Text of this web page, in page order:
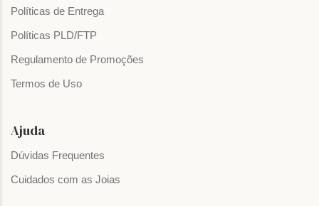
Políticas de Entrega
Políticas PLD/FTP
Regulamento de Promoções
Termos de Uso
Ajuda
Dúvidas Frequentes
Cuidados com as Joias